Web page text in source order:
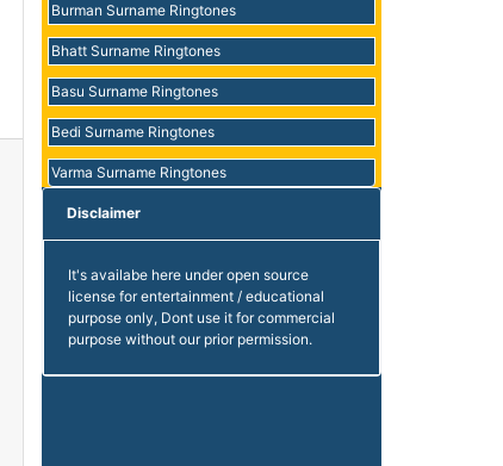
Burman Surname Ringtones
Bhatt Surname Ringtones
Basu Surname Ringtones
Bedi Surname Ringtones
Varma Surname Ringtones
Disclaimer
It's availabe here under open source
license for entertainment / educational
purpose only, Dont use it for commercial
purpose without our prior permission.